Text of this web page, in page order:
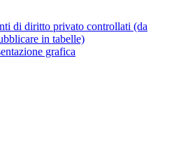
di diritto privato controllati (da
in tabelle)
grafica